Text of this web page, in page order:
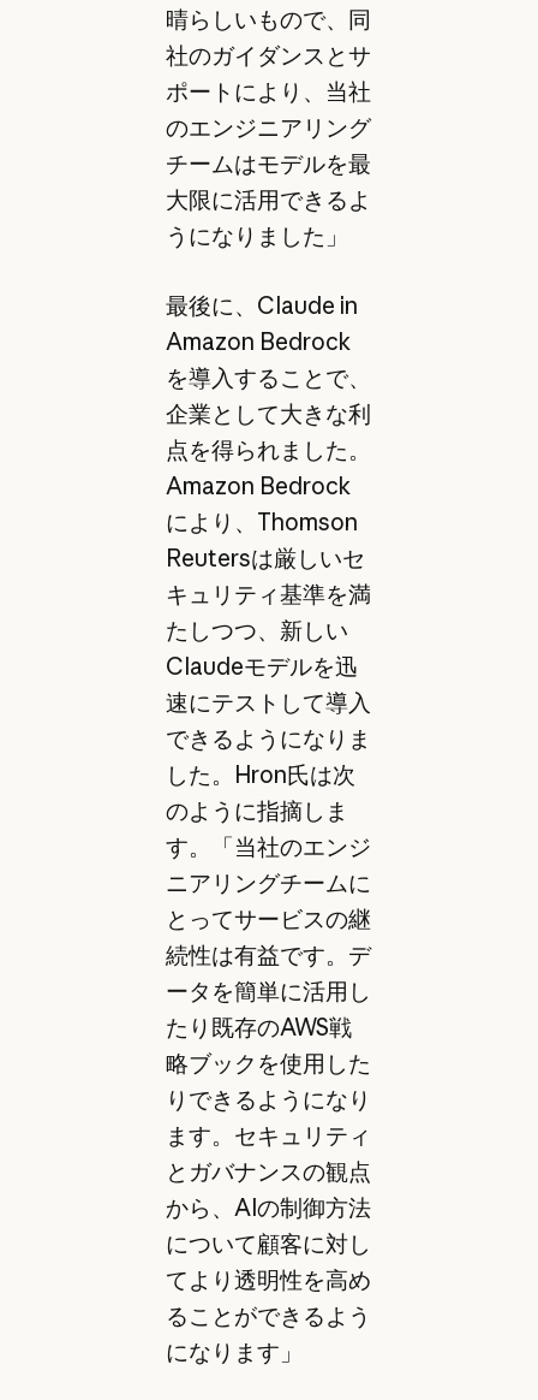
晴らしいもので、同
社のガイダンスとサ
ポートにより、当社
のエンジニアリング
チームはモデルを最
大限に活用できるよ
うになりました」
最後に、Claude in
Amazon Bedrock
を導入することで、
企業として大きな利
点を得られました。
Amazon Bedrock
により、Thomson
Reutersは厳しいセ
キュリティ基準を満
たしつつ、新しい
Claudeモデルを迅
速にテストして導入
できるようになりま
した。Hron氏は次
のように指摘しま
す。「当社のエンジ
ニアリングチームに
とってサービスの継
続性は有益です。デ
ータを簡単に活用し
たり既存のAWS戦
略ブックを使用した
りできるようになり
ます。セキュリティ
とガバナンスの観点
から、AIの制御方法
について顧客に対し
てより透明性を高め
ることができるよう
になります」